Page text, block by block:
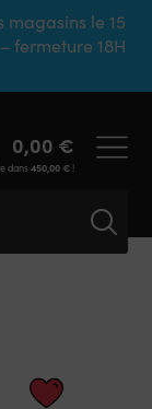
le 15
fermeture 18H
0,00 €
dans450,00 €!